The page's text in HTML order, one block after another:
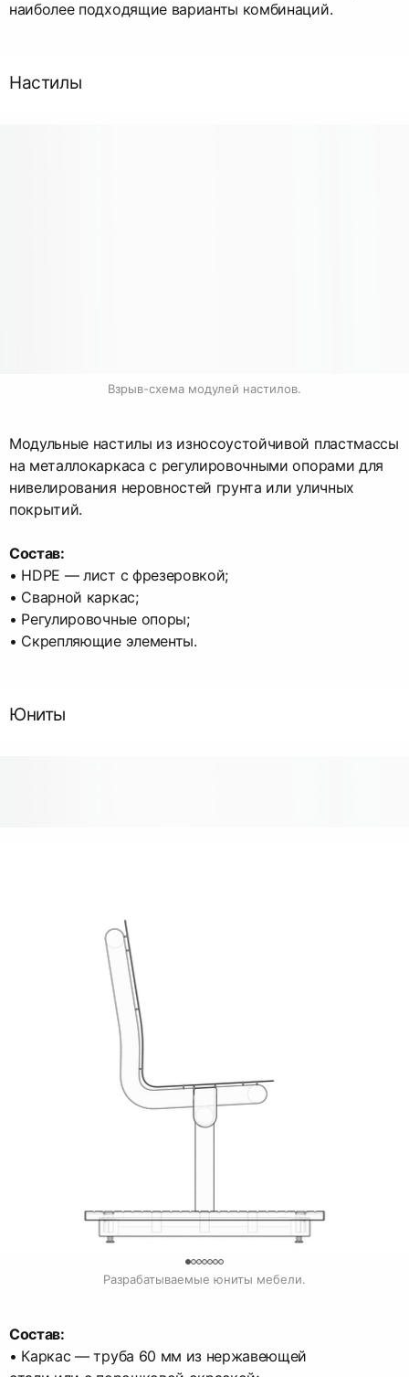
наиболее подходящие варианты комбинаций.
Настилы
Взрыв-схема модулей настилов.
Модульные настилы из износоустойчивой пластмассы
на металлокаркаса с регулировочными опорами для
нивелирования неровностей грунта или уличных
покрытий.
Состав:
• HDPE — лист с фрезеровкой;
• Сварной каркас;
• Регулировочные опоры;
• Скрепляющие элементы.
Юниты
Разрабатываемые юниты мебели.
Состав:
• Каркас — труба 60 мм из нержавеющей